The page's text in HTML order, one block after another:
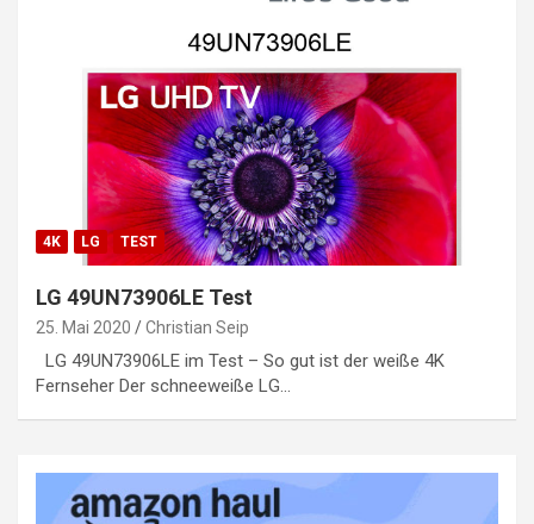
4K LG TEST
LG 49UN73906LE Test
25. Mai 2020 Christian Seip
LG 49UN73906LE im Test – So gut ist der weiße 4K
Fernseher Der schneeweiße LG…